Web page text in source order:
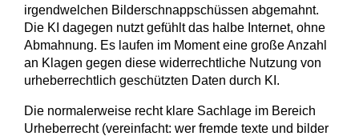
irgendwelchen Bilderschnappschüssen abgemahnt.
Die KI dagegen nutzt gefühlt das halbe Internet, ohne
Abmahnung. Es laufen im Moment eine große Anzahl
an Klagen gegen diese widerrechtliche Nutzung von
urheberrechtlich geschützten Daten durch KI.
Die normalerweise recht klare Sachlage im Bereich
Urheberrecht (vereinfacht: wer fremde texte und bilder